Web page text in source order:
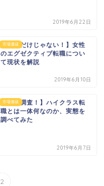
2019年6月22日
市場価値
【男性だけじゃない！】女性
のエグゼクティブ転職につい
て現状を解説
2019年6月10日
市場価値
【徹底調査！】ハイクラス転
職とは一体何なのか、実態を
調べてみた
2019年6月7日
2